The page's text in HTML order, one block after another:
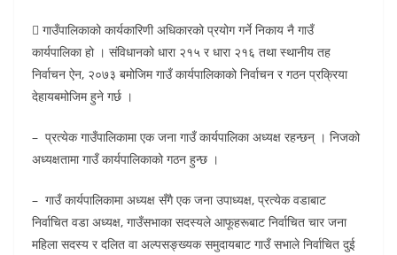
 गाउँपालिकाको कार्यकारिणी अधिकारको प्रयोग गर्ने निकाय नै गाउँ
कार्यपालिका हो । संविधानको धारा २१५ र धारा २१६ तथा स्थानीय तह
निर्वाचन ऐन, २०७३ बमोजिम गाउँ कार्यपालिकाको निर्वाचन र गठन प्रक्रिया
देहायबमोजिम हुने गर्छ ।
– प्रत्येक गाउँपालिकामा एक जना गाउँ कार्यपालिका अध्यक्ष रहन्छन् । निजको
अध्यक्षतामा गाउँ कार्यपालिकाको गठन हुन्छ ।
– गाउँ कार्यपालिकामा अध्यक्ष सँगै एक जना उपाध्यक्ष, प्रत्येक वडाबाट
निर्वाचित वडा अध्यक्ष, गाउँसभाका सदस्यले आफूहरूबाट निर्वाचित चार जना
महिला सदस्य र दलित वा अल्पसङ्ख्यक समुदायबाट गाउँ सभाले निर्वाचित दुई